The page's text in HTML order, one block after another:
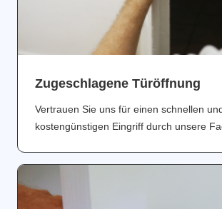
Zugeschlagene Türöffnung
Vertrauen Sie uns für einen schnellen
kostengünstigen Eingriff durch unsere